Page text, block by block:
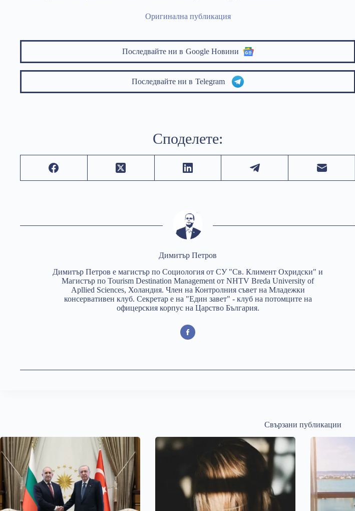
Оригинална публикация
Последвайте ни в Google Новини
Последвайте ни в Telegram
Споделете:
Димитър Петров
Димитър Петров е магистър по Социология от СУ "Св. Климент Охридски" и
Магистър по Tourism Destination Management от NHTV Breda University of
Apllied Sciences, Холандия. Член на Контролния съвет на Младежки
консервативен клуб. Секретар е на "Един завет" - клуб на потомците на
офицерския корпус на Царство България.
Свързани публикации